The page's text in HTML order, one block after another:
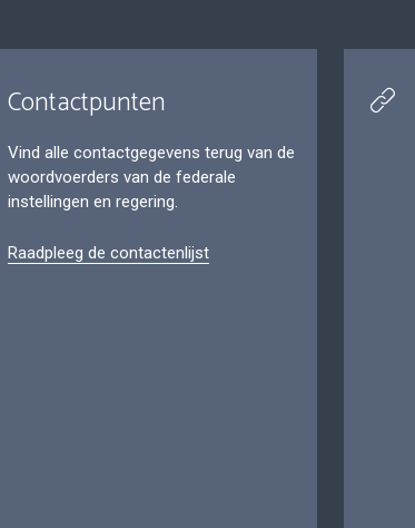
Contactpunten
Vind alle contactgegevens terug van de
woordvoerders van de federale
instellingen en regering.
Raadpleeg de contactenlijst